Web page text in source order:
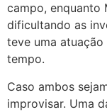
campo, enquanto
dificultando as
teve uma
tempo.
Caso ambos
improvisar. Uma